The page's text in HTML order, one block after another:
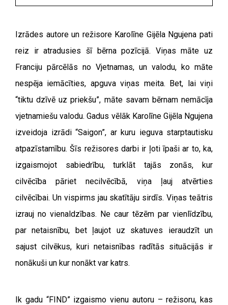
Izrādes autore un režisore Karolīne Gijēla Ngujena pati
reiz ir atradusies šī bērna pozīcijā. Viņas māte uz
Franciju pārcēlās no Vjetnamas, un valodu, ko māte
nespēja iemācīties, apguva viņas meita. Bet, lai viņi
“tiktu dzīvē uz priekšu”, māte savam bērnam nemācīja
vjetnamiešu valodu. Gadus vēlāk Karolīne Gijēla Ngujena
izveidoja izrādi “Saigon”, ar kuru ieguva starptautisku
atpazīstamību. Šīs režisores darbi ir ļoti īpaši ar to, ka,
izgaismojot sabiedrību, turklāt tajās zonās, kur
cilvēcība pāriet necilvēcībā, viņa ļauj atvērties
cilvēcībai. Un vispirms jau skatītāju sirdīs. Viņas teātris
izrauj no vienaldzības. Ne caur tēzēm par vienlīdzību,
par netaisnību, bet ļaujot uz skatuves ieraudzīt un
sajust cilvēkus, kuri netaisnības radītās situācijās ir
nonākuši un kur nonākt var katrs.
Ik gadu “FIND” izgaismo vienu autoru – režisoru, kas